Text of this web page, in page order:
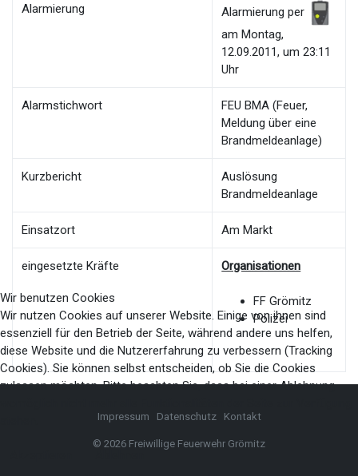
Alarmierung
Alarmierung per
am Montag,
12.09.2011, um 23:11
Uhr
Alarmstichwort
FEU BMA (Feuer,
Meldung über eine
Brandmeldeanlage)
Kurzbericht
Auslösung
Brandmeldeanlage
Einsatzort Am Markt
eingesetzte Kräfte Organisationen
FF Grömitz
Polizei
Impressum Datenschutz Kontakt
© 2026 Freiwillige Feuerwehr Grömitz
Wir benutzen Cookies
Wir nutzen Cookies auf unserer Website. Einige von ihnen sind
essenziell für den Betrieb der Seite, während andere uns helfen,
diese Website und die Nutzererfahrung zu verbessern (Tracking
Cookies). Sie können selbst entscheiden, ob Sie die Cookies
zulassen möchten. Bitte beachten Sie, dass bei einer Ablehnung